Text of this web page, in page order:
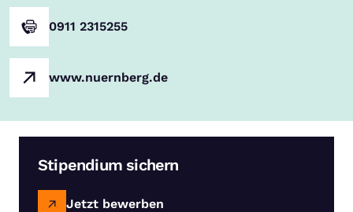
0911 2315255
www.nuernberg.de
Stipendium sichern
Jetzt bewerben